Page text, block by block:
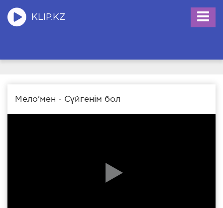
KLIP.KZ
Мело'мен - Сүйгенім бол